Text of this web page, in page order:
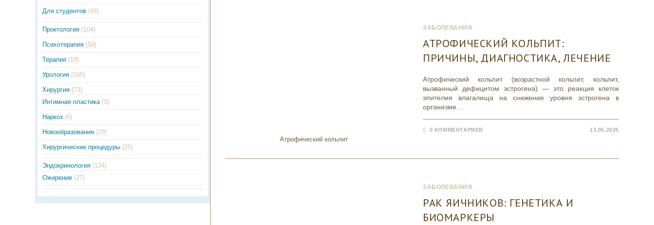
Атрофический кольпит
ЗАБОЛЕВАНИЯ
АТРОФИЧЕСКИЙ КОЛЬПИТ:
ПРИЧИНЫ, ДИАГНОСТИКА, ЛЕЧЕНИЕ
Атрофический кольпит (возрастной кольпит, кольпит,
вызванный дефицитом эстрогена) — это реакция клеток
эпителия влагалища на снижение уровня эстрогена в
организме…
0 КОММЕНТАРИЕВ 13.05.2025
ЗАБОЛЕВАНИЯ
РАК ЯИЧНИКОВ: ГЕНЕТИКА И
БИОМАРКЕРЫ
Для студентов (48)
Проктология (104)
Психотерапия (59)
Терапия (19)
Урология (165)
Хирургия (73)
Интимная пластика (3)
Наркоз (6)
Новообразования (29)
Хирургические процедуры (25)
Эндокринология (134)
Ожирение (27)